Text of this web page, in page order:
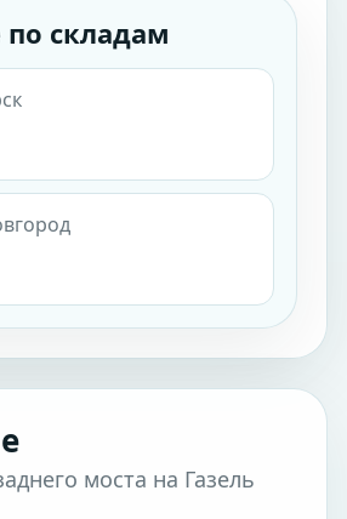
складам
моста на Газель